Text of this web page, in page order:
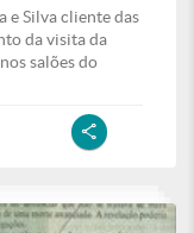
e Silva cliente das
da visita da
salões do